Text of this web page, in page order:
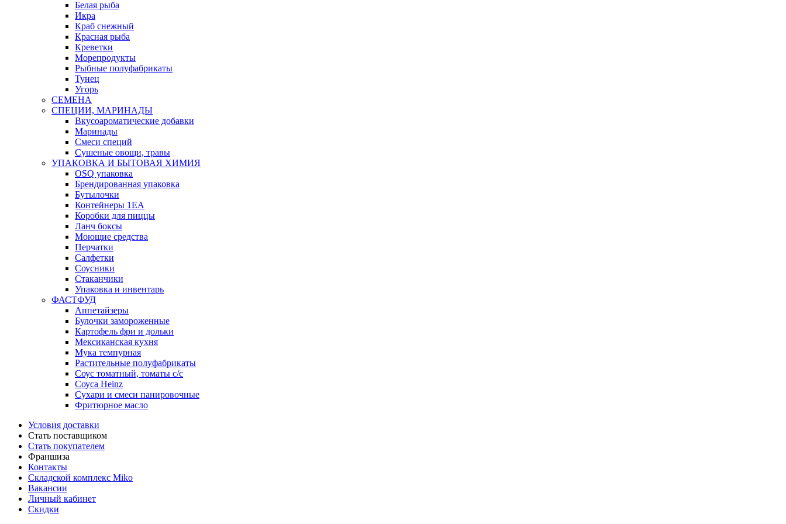
Белая рыба
Икра
Краб снежный
Красная рыба
Креветки
Морепродукты
Рыбные полуфабрикаты
Тунец
Угорь
СЕМЕНА
СПЕЦИИ, МАРИНАДЫ
Вкусоароматические добавки
Маринады
Смеси специй
Сушеные овощи, травы
УПАКОВКА И БЫТОВАЯ ХИМИЯ
OSQ упаковка
Брендированная упаковка
Бутылочки
Контейнеры 1ЕА
Коробки для пиццы
Ланч боксы
Моющие средства
Перчатки
Салфетки
Соусники
Стаканчики
Упаковка и инвентарь
ФАСТФУД
Аппетайзеры
Булочки замороженные
Картофель фри и дольки
Мексиканская кухня
Мука темпурная
Растительные полуфабрикаты
Соус томатный, томаты с/с
Соуса Heinz
Сухари и смеси панировочные
Фритюрное масло
Условия доставки
Стать поставщиком
Стать покупателем
Франшиза
Контакты
Складской комплекс Miko
Вакансии
Личный кабинет
Скидки